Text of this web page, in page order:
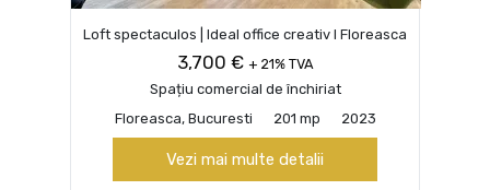
Loft spectaculos | Ideal office creativ I Floreasca
3,700 € + 21% TVA
Spațiu comercial de închiriat
Floreasca, Bucuresti
201 mp 2023
Vezi mai multe detalii